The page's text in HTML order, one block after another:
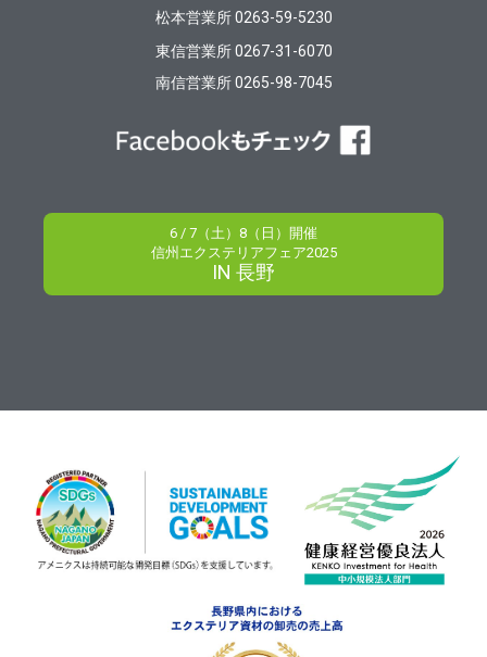
松本営業所 0263-59-5230
東信営業所 0267-31-6070
南信営業所 0265-98-7045
6 / 7（土）8（日）開催
信州エクステリアフェア2025
IN 長野